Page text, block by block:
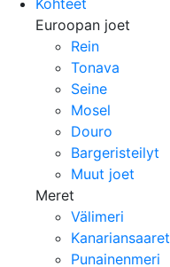
Kohteet
Euroopan joet
Rein
Tonava
Seine
Mosel
Douro
Bargeristeilyt
Muut joet
Meret
Välimeri
Kanariansaaret
Punainenmeri